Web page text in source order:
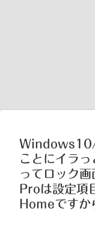
Windows10/
ことにイラ
ってロック画
Proは設定項
Homeですか